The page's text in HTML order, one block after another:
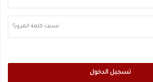
نسيت كلمة المرور؟
تسجيل الدخول